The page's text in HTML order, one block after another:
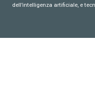
dell’intelligenza artificiale, e